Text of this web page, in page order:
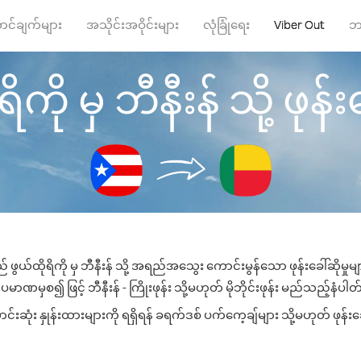
ချက်များ အသိုင်းအဝိုင်းများ လုံခြုံရေး Viber Out
မှ ဘီနီးန် သို့ ဖုန်း
ည် ဖွယ်ထိုရိကို မှ ဘီနီးန် သို့ အရည်အသွေး ကောင်းမွန်သော ဖုန်းခေါ်ဆိုမှုမ
ပမာဏမှစ၍ ဖြင့် ဘီနီးန် - ကြိုးဖုန်း သို့မဟုတ် မိုဘိုင်းဖုန်း မည်သည့်နံပါ
ဆုံး နှုန်းထားများကို ရရှိရန် ခရက်ဒစ် ပက်ကေ့ချ်များ သို့မဟုတ် ဖု